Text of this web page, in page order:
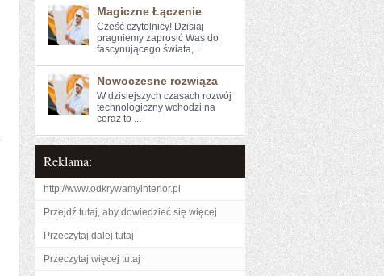
Magiczne Łączenie
Cześć ​czytelnicy! Dzisiaj
pragniemy zaprosić Was do
fascynującego świata, ...
Nowoczesne rozwiąza
W dzisiejszych czasach rozwój
technologiczny wchodzi na
coraz to ...
Reklama:
http://www.odkrywamyinterior.pl
Przejdź tutaj, aby dowiedzieć się więcej
Przeczytaj dalej tutaj
Przeczytaj więcej tutaj